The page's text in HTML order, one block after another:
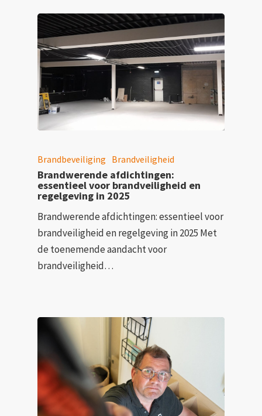
Brandbeveiliging Brandveiligheid
Brandwerende afdichtingen:
essentieel voor brandveiligheid en
regelgeving in 2025
Brandwerende afdichtingen: essentieel voor
brandveiligheid en regelgeving in 2025 Met
de toenemende aandacht voor
brandveiligheid…